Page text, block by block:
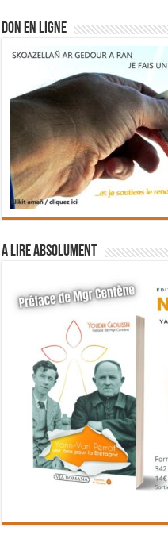
DON EN LIGNE
A lire absolument